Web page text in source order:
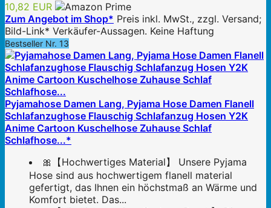
10,82 EUR
Zum Angebot im Shop* Preis inkl. MwSt., zzgl. Versand;
Bild-Link* Verkäufer-Aussagen. Keine Haftung
Bestseller Nr. 13
Pyjamahose Damen Lang, Pyjama Hose Damen Flanell
Schlafanzughose Flauschig Schlafanzug Hosen Y2K
Anime Cartoon Kuschelhose Zuhause Schlaf
Schlafhose...*
🎀【Hochwertiges Material】 Unsere Pyjama
Hose sind aus hochwertigem flanell material
gefertigt, das Ihnen ein höchstmaß an Wärme und
Komfort bietet. Das...